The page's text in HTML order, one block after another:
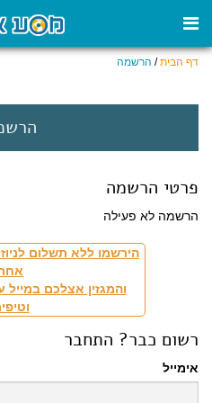
דף הבית/ הרשמה
פרטי הרשמה
הרשמה לא פעילה
הירשמו ללא תשלום
והמגזין אצלכם
רשום כבר? התחבר
אימייל